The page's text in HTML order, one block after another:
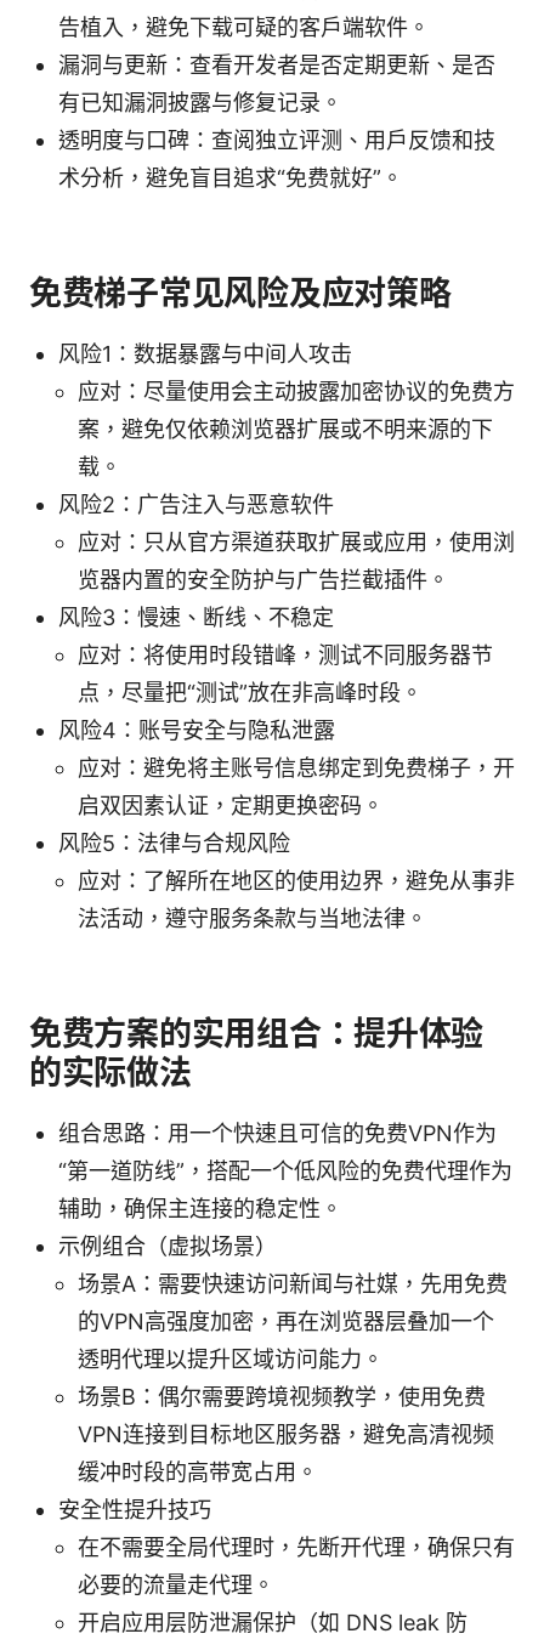
告植入，避免下载可疑的客户端软件。
漏洞与更新：查看开发者是否定期更新、是否
有已知漏洞披露与修复记录。
透明度与口碑：查阅独立评测、用户反馈和技
术分析，避免盲目追求“免费就好”。
免费梯子常见风险及应对策略
风险1：数据暴露与中间人攻击
应对：尽量使用会主动披露加密协议的免费方
案，避免仅依赖浏览器扩展或不明来源的下
载。
风险2：广告注入与恶意软件
应对：只从官方渠道获取扩展或应用，使用浏
览器内置的安全防护与广告拦截插件。
风险3：慢速、断线、不稳定
应对：将使用时段错峰，测试不同服务器节
点，尽量把“测试”放在非高峰时段。
风险4：账号安全与隐私泄露
应对：避免将主账号信息绑定到免费梯子，开
启双因素认证，定期更换密码。
风险5：法律与合规风险
应对：了解所在地区的使用边界，避免从事非
法活动，遵守服务条款与当地法律。
免费方案的实用组合：提升体验
的实际做法
组合思路：用一个快速且可信的免费VPN作为
“第一道防线”，搭配一个低风险的免费代理作为
辅助，确保主连接的稳定性。
示例组合（虚拟场景）
场景A：需要快速访问新闻与社媒，先用免费
的VPN高强度加密，再在浏览器层叠加一个
透明代理以提升区域访问能力。
场景B：偶尔需要跨境视频教学，使用免费
VPN连接到目标地区服务器，避免高清视频
缓冲时段的高带宽占用。
安全性提升技巧
在不需要全局代理时，先断开代理，确保只有
必要的流量走代理。
开启应用层防泄漏保护（如 DNS leak 防